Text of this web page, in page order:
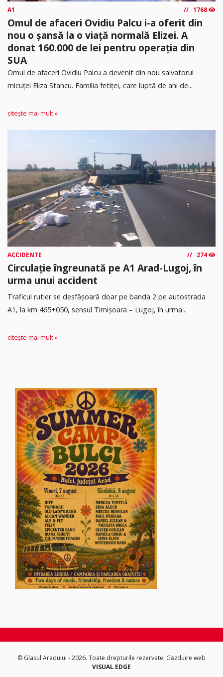
A1 1768
Omul de afaceri Ovidiu Palcu i-a oferit din
nou o șansă la o viață normală Elizei. A
donat 160.000 de lei pentru operația din
SUA
Omul de afaceri Ovidiu Palcu a devenit din nou salvatorul
micuței Eliza Stancu. Familia fetiței, care luptă de ani de...
citește mai mult »
ACCIDENTE 274
Circulație îngreunată pe A1 Arad-Lugoj, în
urma unui accident
Traficul rutier se desfășoară doar pe banda 2 pe autostrada
A1, la km 465+050, sensul Timişoara – Lugoj, în urma...
citește mai mult »
© Glasul Aradului - 2026. Toate drepturile rezervate. Găzduire web
VISUAL EDGE